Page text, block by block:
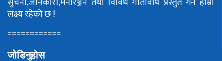
लक्ष्य रहेको छ !
============
जोडिनुहोस